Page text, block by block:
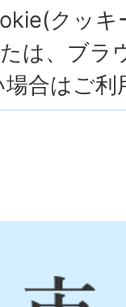
クッキ
は、ブラ
合はご利